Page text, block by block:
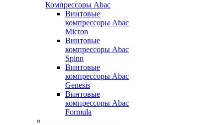
Компрессоры Abac
Винтовые
компрессоры Abac
Micron
Винтовые
компрессоры Abac
Spinn
Винтовые
компрессоры Abac
Genesis
Винтовые
компрессоры Abac
Formula